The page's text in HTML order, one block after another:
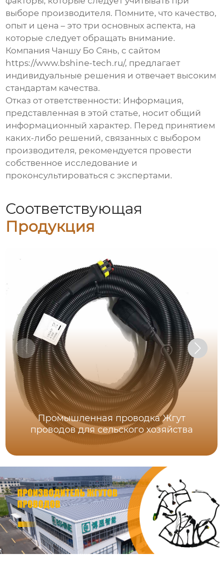
выборе производителя. Помните, что качество,
опыт и цена – это три основных аспекта, на
которые следует обращать внимание.
Компания Чаншу Бо Сянь, с сайтом
https://www.bshine-tech.ru/, предлагает
индивидуальные решения и отвечает высоким
стандартам качества.
Отказ от ответственности: Информация,
представленная в этой статье, носит общий
информационный характер. Перед принятием
каких-либо решений, связанных с выбором
производителя, рекомендуется провести
собственное исследование и
проконсультироваться с экспертами.
Соответствующая
Продукция
Промышленная проводка Жгут
проводов для сельского хозяйства